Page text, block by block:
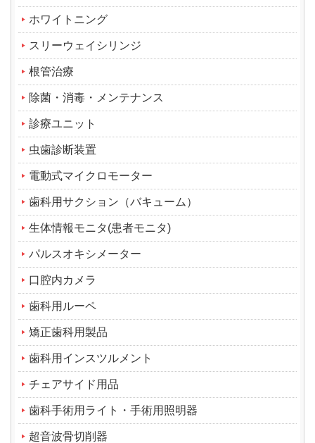
ホワイトニング
スリーウェイシリンジ
根管治療
除菌・消毒・メンテナンス
診療ユニット
虫歯診断装置
電動式マイクロモーター
歯科用サクション（バキューム）
生体情報モニタ(患者モニタ)
パルスオキシメーター
口腔内カメラ
歯科用ルーペ
矯正歯科用製品
歯科用インスツルメント
チェアサイド用品
歯科手術用ライト・手術用照明器
超音波骨切削器